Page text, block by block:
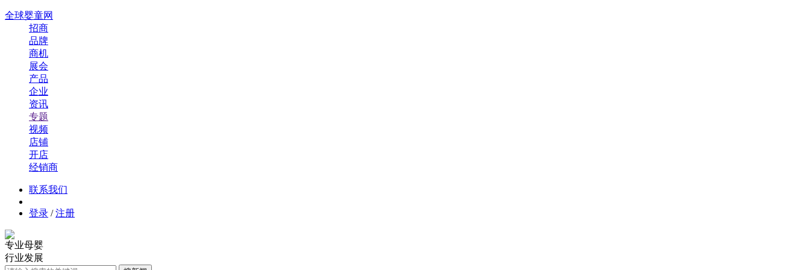
全球婴童网
招商
品牌
商机
展会
产品
企业
资讯
专题
视频
店铺
开店
经销商
联系我们
登录 /注册
专业母婴
行业发展